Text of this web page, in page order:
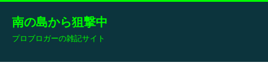
南の島から狙撃中
プロブロガーの雑記サイト